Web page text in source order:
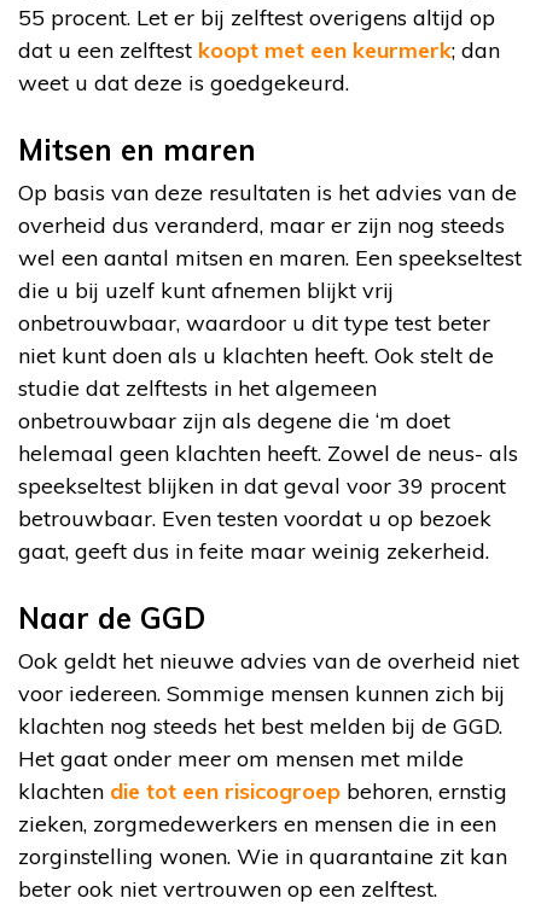
55 procent. Let er bij zelftest overigens altijd op
dat u een zelftest koopt met een keurmerk; dan
weet u dat deze is goedgekeurd.
Mitsen en maren
Op basis van deze resultaten is het advies van de
overheid dus veranderd, maar er zijn nog steeds
wel een aantal mitsen en maren. Een speekseltest
die u bij uzelf kunt afnemen blijkt vrij
onbetrouwbaar, waardoor u dit type test beter
niet kunt doen als u klachten heeft. Ook stelt de
studie dat zelftests in het algemeen
onbetrouwbaar zijn als degene die ‘m doet
helemaal geen klachten heeft. Zowel de neus- als
speekseltest blijken in dat geval voor 39 procent
betrouwbaar. Even testen voordat u op bezoek
gaat, geeft dus in feite maar weinig zekerheid.
Naar de GGD
Ook geldt het nieuwe advies van de overheid niet
voor iedereen. Sommige mensen kunnen zich bij
klachten nog steeds het best melden bij de GGD.
Het gaat onder meer om mensen met milde
klachten die tot een risicogroep behoren, ernstig
zieken, zorgmedewerkers en mensen die in een
zorginstelling wonen. Wie in quarantaine zit kan
beter ook niet vertrouwen op een zelftest.